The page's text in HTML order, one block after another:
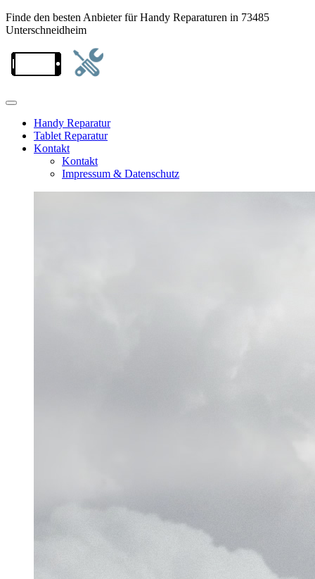
Finde den besten Anbieter für Handy Reparaturen in 73485
Unterschneidheim
Handy Reparatur
Tablet Reparatur
Kontakt
Kontakt
Impressum & Datenschutz